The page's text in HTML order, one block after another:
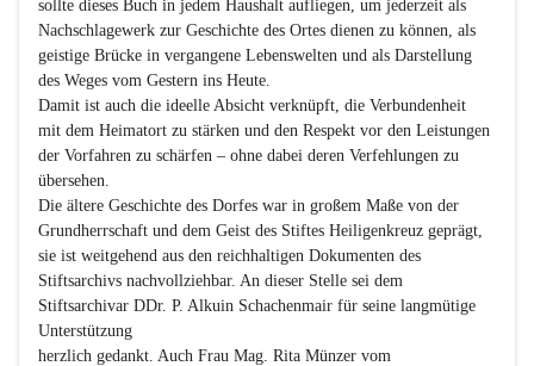
sollte dieses Buch in jedem Haushalt aufliegen, um jederzeit als
Nachschlagewerk zur Geschichte des Ortes dienen zu können, als
geistige Brücke in vergangene Lebenswelten und als Darstellung
des Weges vom Gestern ins Heute.
Damit ist auch die ideelle Absicht verknüpft, die Verbundenheit
mit dem Heimatort zu stärken und den Respekt vor den Leistungen
der Vorfahren zu schärfen – ohne dabei deren Verfehlungen zu
übersehen.
Die ältere Geschichte des Dorfes war in großem Maße von der
Grundherrschaft und dem Geist des Stiftes Heiligenkreuz geprägt,
sie ist weitgehend aus den reichhaltigen Dokumenten des
Stiftsarchivs nachvollziehbar. An dieser Stelle sei dem
Stiftsarchivar DDr. P. Alkuin Schachenmair für seine langmütige
Unterstützung
herzlich gedankt. Auch Frau Mag. Rita Münzer vom